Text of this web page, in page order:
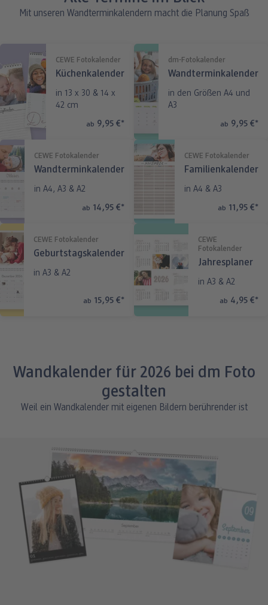
Mit unseren Wandterminkalendern macht die Planung Spaß
CEWE Fotokalender
Küchenkalender
in 13 x 30 & 14 x
42 cm
ab 9,95 €*
dm-Fotokalender
Wandterminkalender
in den Größen A4 und
A3
ab 9,95 €*
CEWE Fotokalender
Wandterminkalender
in A4, A3 & A2
ab 14,95 €*
CEWE Fotokalender
Familienkalender
in A4 & A3
ab 11,95 €*
CEWE Fotokalender
Geburtstagskalender
in A3 & A2
ab 15,95 €*
CEWE
Fotokalender
Jahresplaner
in A3 & A2
ab 4,95 €*
Wandkalender für 2026 bei dm Foto
gestalten
Weil ein Wandkalender mit eigenen Bildern berührender ist